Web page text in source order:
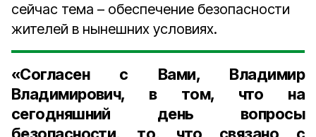
сейчас тема – обеспечение безопасности
жителей в нынешних условиях.
«Согласен с Вами, Владимир
Владимирович, в том, что на
сегодняшний день вопросы